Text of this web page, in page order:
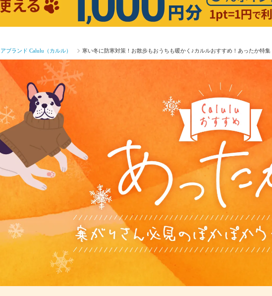
ブランド Calulu（カルル） 寒い冬に防寒対策！お散歩もおうちも暖かく♪カルルおすすめ！あったか特集